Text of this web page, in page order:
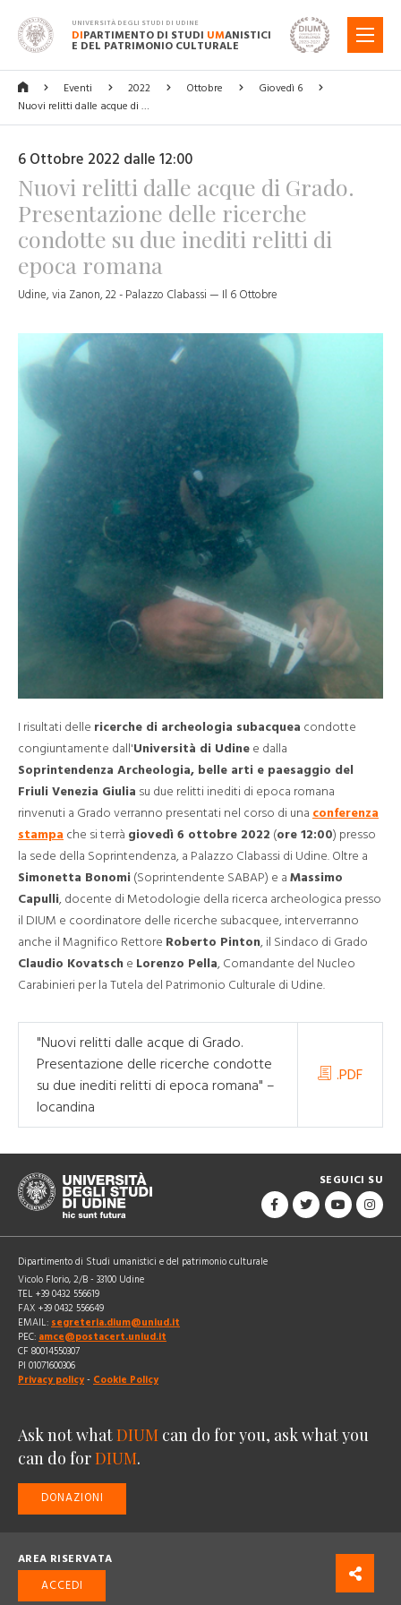
UNIVERSITÀ DEGLI STUDI DI UDINE
DIPARTIMENTO DI STUDI UMANISTICI
E DEL PATRIMONIO CULTURALE
MENU
Eventi 2022 Ottobre
Giovedì 6
Nuovi relitti dalle acque di …
6 Ottobre 2022 dalle 12:00
Nuovi relitti dalle acque di Grado.
Presentazione delle ricerche
condotte su due inediti relitti di
epoca romana
Udine, via Zanon, 22 - Palazzo Clabassi — Il 6 Ottobre
I risultati delle ricerche di archeologia subacquea condotte
congiuntamente dall'Università di Udine e dalla
Soprintendenza Archeologia, belle arti e paesaggio del
Friuli Venezia Giulia su due relitti inediti di epoca romana
rinvenuti a Grado verranno presentati nel corso di una conferenza
stampa che si terrà giovedì 6 ottobre 2022 (ore 12:00) presso
la sede della Soprintendenza, a Palazzo Clabassi di Udine. Oltre a
Simonetta Bonomi (Soprintendente SABAP) e a Massimo
Capulli, docente di Metodologie della ricerca archeologica presso
il DIUM e coordinatore delle ricerche subacquee, interverranno
anche il Magnifico Rettore Roberto Pinton, il Sindaco di Grado
Claudio Kovatsch e Lorenzo Pella, Comandante del Nucleo
Carabinieri per la Tutela del Patrimonio Culturale di Udine.
"Nuovi relitti dalle acque di Grado.
Presentazione delle ricerche condotte
su due inediti relitti di epoca romana" –
locandina
.PDF
SEGUICI SU
Dipartimento di Studi umanistici e del patrimonio culturale
Vicolo Florio, 2/B - 33100 Udine
TEL +39 0432 556619
FAX +39 0432 556649
EMAIL: segreteria.dium@uniud.it
PEC: amce@postacert.uniud.it
CF 80014550307
PI 01071600306
Privacy policy - Cookie Policy
Ask not whatDIUM can do for you, ask what you
can do forDIUM.
DONAZIONI
AREA RISERVATA
ACCEDI